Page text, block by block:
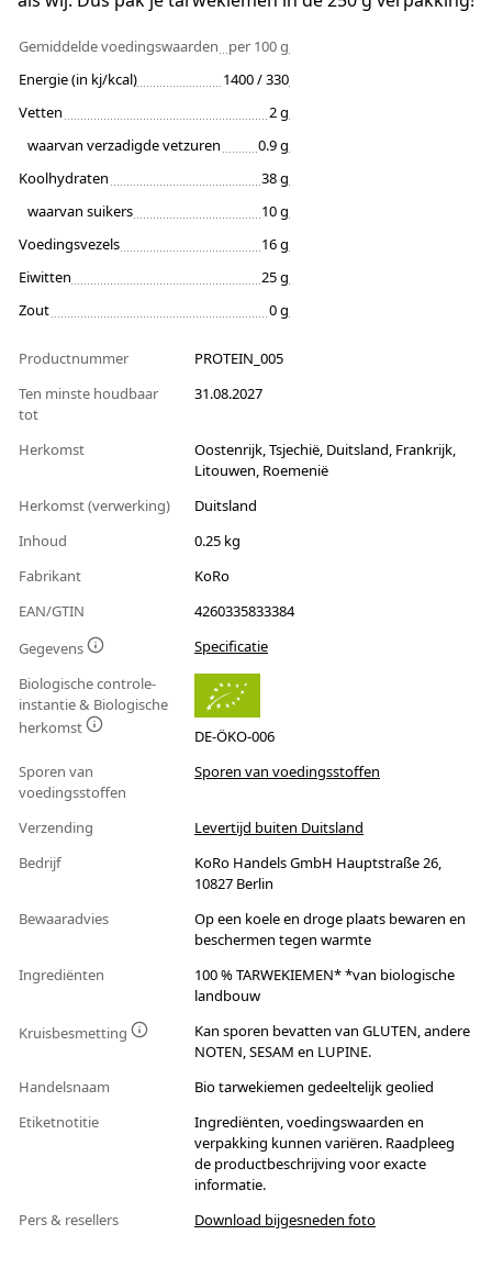
Gemiddelde voedingswaarden
per 100 g
Energie (in kj/kcal)
1400 / 330
Vetten
2 g
waarvan verzadigde vetzuren
0.9 g
Koolhydraten
38 g
waarvan suikers
10 g
Voedingsvezels
16 g
Eiwitten
25 g
Zout
0 g
Productnummer
PROTEIN_005
Ten minste houdbaar
tot
31.08.2027
Herkomst
Oostenrijk, Tsjechië, Duitsland, Frankrijk,
Litouwen, Roemenië
Herkomst (verwerking)
Duitsland
Inhoud
0.25 kg
Fabrikant
KoRo
EAN/GTIN
4260335833384
Gegevens
Specificatie
Biologische controle-
instantie & Biologische
herkomst
DE-ÖKO-006
Sporen van
voedingsstoffen
Sporen van voedingsstoffen
Verzending
Levertijd buiten Duitsland
Bedrijf
KoRo Handels GmbH Hauptstraße 26,
10827 Berlin
Bewaaradvies
Op een koele en droge plaats bewaren en
beschermen tegen warmte
Ingrediënten
100 % TARWEKIEMEN* *van biologische
landbouw
Kruisbesmetting
Kan sporen bevatten van GLUTEN, andere
NOTEN, SESAM en LUPINE.
Handelsnaam
Bio tarwekiemen gedeeltelijk geolied
Etiketnotitie
Ingrediënten, voedingswaarden en
verpakking kunnen variëren. Raadpleeg
de productbeschrijving voor exacte
informatie.
Pers & resellers
Download bijgesneden foto